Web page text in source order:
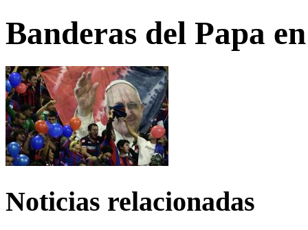
Banderas del Papa
Noticias relacionadas